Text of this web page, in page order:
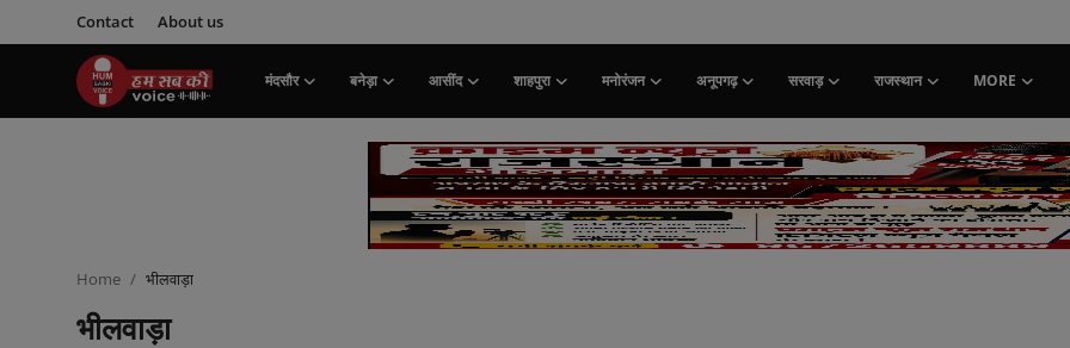
Contact About us
मंदसौर बनेड़ा आसींद शाहपुरा मनोरंजन अनूपगढ़ सरवाड़ राजस्थान MORE
Home भीलवाड़ा
भीलवाड़ा